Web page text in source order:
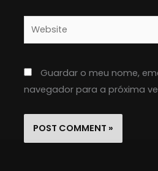
Website
Guardar o meu nome,
navegador para a próxima